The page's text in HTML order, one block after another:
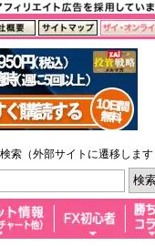
索（外部サイトに遷移します